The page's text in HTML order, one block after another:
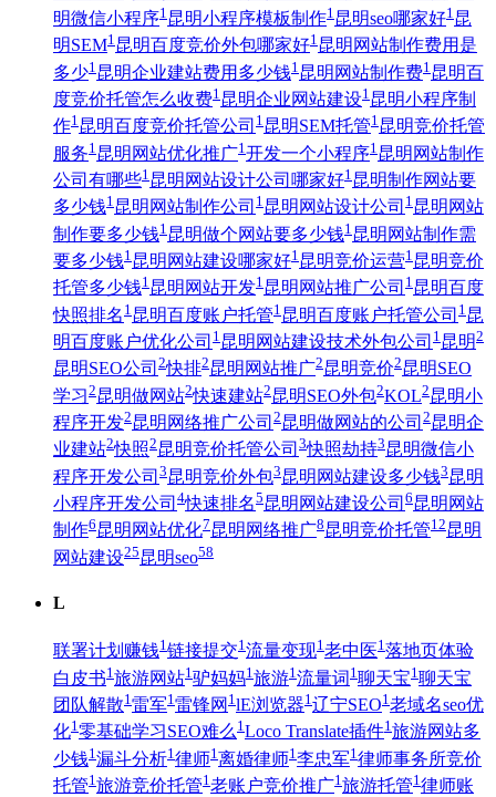
明微信小程序1 昆明小程序模板制作1 昆明seo哪家好1 昆
明SEM1昆明百度竞价外包哪家好1昆明网站制作费用是
多少1 昆明企业建站费用多少钱1 昆明网站制作费1 昆明百
度竞价托管怎么收费1 昆明企业网站建设1 昆明小程序制
作1昆明百度竞价托管公司 1昆明SEM托管1昆明竞价托管
服务1 昆明网站优化推广1 开发一个小程序1 昆明网站制作
公司有哪些1 昆明网站设计公司哪家好1 昆明制作网站要
多少钱1昆明网站制作公司 1昆明网站设计公司 1昆明网站
制作要多少钱1 昆明做个网站要多少钱1 昆明网站制作需
要多少钱1 昆明网站建设哪家好1 昆明竞价运营1 昆明竞价
托管多少钱1昆明网站开发1昆明网站推广公司 1昆明百度
快照排名 1 昆明百度账户托管1 昆明百度账户托管公司 1 昆
明百度账户优化公司 1 昆明网站建设技术外包公司 1 昆明2
昆明SEO公司 2快排2昆明网站推广2昆明竞价2昆明SEO
学习2昆明做网站2快速建站2昆明SEO外包2KOL2昆明小
程序开发2昆明网络推广公司 2昆明做网站的公司 2昆明企
业建站2快照2昆明竞价托管公司 3快照劫持3昆明微信小
程序开发公司 3昆明竞价外包3昆明网站建设多少钱3昆明
小程序开发公司 4快速排名5昆明网站建设公司 6昆明网站
制作6昆明网站优化7昆明网络推广8昆明竞价托管12昆明
网站建设25昆明seo58
L
联署计划赚钱1链接提交1流量变现1老中医1落地页体验
白皮书1 旅游网站1 驴妈妈1 旅游1 流量词 1 聊天宝1 聊天宝
团队解散1 雷军1 雷锋网 1 lE浏览器1 辽宁SEO1 老域名seo优
化1零基础学习SEO难么1Loco Translate插件1旅游网站多
少钱1 漏斗分析1 律师1 离婚律师1 李忠军1 律师事务所竞价
托管1 旅游竞价托管1 老账户竞价推广1 旅游托管1 律师账